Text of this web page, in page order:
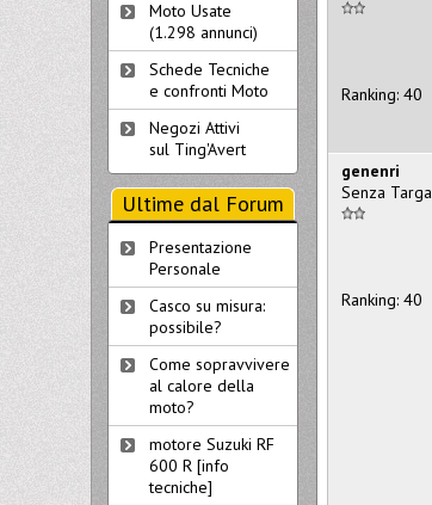
Ranking: 40
genenri
Senza Targa
Ranking: 40
Moto Usate
(1.298 annunci)
Schede Tecniche
e confronti Moto
Negozi Attivi
sul Ting'Avert
Ultime dal Forum
Presentazione
Personale
Casco su misura:
possibile?
Come sopravvivere
al calore della
moto?
motore Suzuki RF
600 R [info
tecniche]